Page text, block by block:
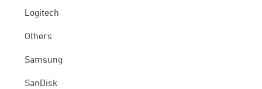
Logitech
Others
Samsung
SanDisk